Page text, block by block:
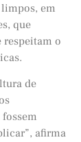
limpos, em
que
o
de
afirma